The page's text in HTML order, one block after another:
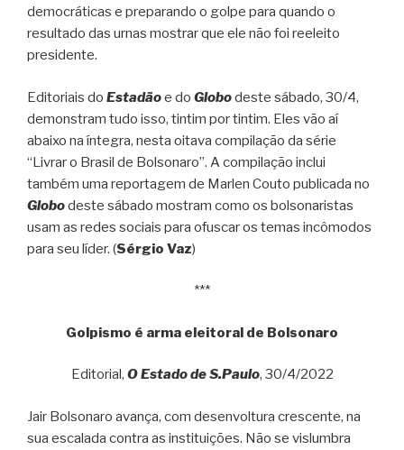
democráticas e preparando o golpe para quando o
resultado das urnas mostrar que ele não foi reeleito
presidente.
Editoriais do Estadãoe do Globodeste sábado, 30/4,
demonstram tudo isso, tintim por tintim. Eles vão aí
abaixo na íntegra, nesta oitava compilação da série
“Livrar o Brasil de Bolsonaro”. A compilação inclui
também uma reportagem de Marlen Couto publicada no
Globodeste sábado mostram como os bolsonaristas
usam as redes sociais para ofuscar os temas incômodos
para seu líder. (Sérgio Vaz)
***
Golpismo é arma eleitoral de Bolsonaro
Editorial, O Estado de S.Paulo, 30/4/2022
Jair Bolsonaro avança, com desenvoltura crescente, na
sua escalada contra as instituições. Não se vislumbra